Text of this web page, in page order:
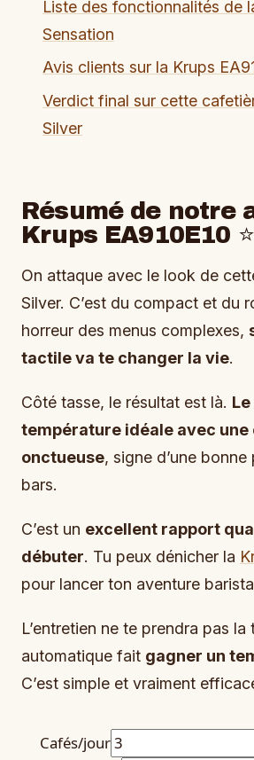
Liste des fonctionnalités de
Sensation
Avis clients sur la Krups
Verdict final sur cette
Silver
Résumé de notre
Krups EA910E10
On attaque avec le look de
Silver. C’est du compact et du
horreur des menus complexes,
tactile va te changer la vie.
Côté tasse, le résultat est là.
température idéale avec une
onctueuse, signe d’une bonne
bars.
C’est un excellent rapport
débuter. Tu peux dénicher la
pour lancer ton aventure
L’entretien ne te prendra pas
automatique fait gagner un
C’est simple et vraiment
Cafés/jour